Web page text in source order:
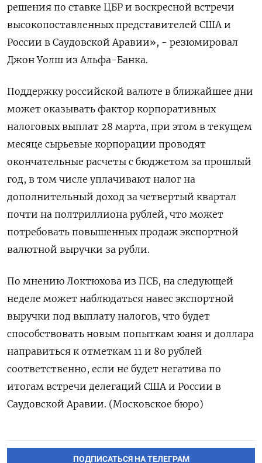
решения по ставке ЦБР и воскресной встречи
высокопоставленных представителей США и
России в Саудовской Аравии», - резюмировал
Джон Уолш из Альфа-Банка.
Поддержку российской валюте в ближайшее дни
может оказывать фактор корпоративных
налоговых выплат 28 марта, при этом в текущем
месяце сырьевые корпорации проводят
окончательные расчеты с бюджетом за прошлый
год, в том числе уплачивают налог на
дополнительный доход за четвертый квартал
почти на полтриллиона рублей, что может
потребовать повышенных продаж экспортной
валютной выручки за рубли.
По мнению Локтюхова из ПСБ, на следующей
неделе может наблюдаться навес экспортной
выручки под выплату налогов, что будет
способствовать новым попыткам юаня и доллара
направиться к отметкам 11 и 80 рублей
соответственно, если не будет негатива по
итогам встречи делегаций США и России в
Саудовской Аравии. (Московское бюро)
ПОДПИСАТЬСЯ НА ТЕЛЕГРАМ